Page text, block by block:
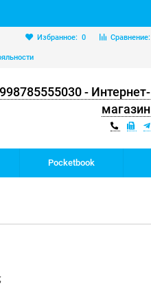
Сравнение:
Избранное: 0
- Интернет-
магазин
Pocketbook